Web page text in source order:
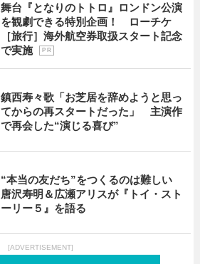
舞台『となりのトトロ』ロンドン公演
を観劇できる特別企画！ ローチケ
［旅行］海外航空券取扱スタート記念
で実施
P R
鎮西寿々歌「お芝居を辞めようと思っ
てからの再スタートだった」 主演作
で再会した“演じる喜び”
“本当の友だち”をつくるのは難しい
唐沢寿明＆広瀬アリスが『トイ・スト
ーリー５』を語る
[ADVERTISEMENT]